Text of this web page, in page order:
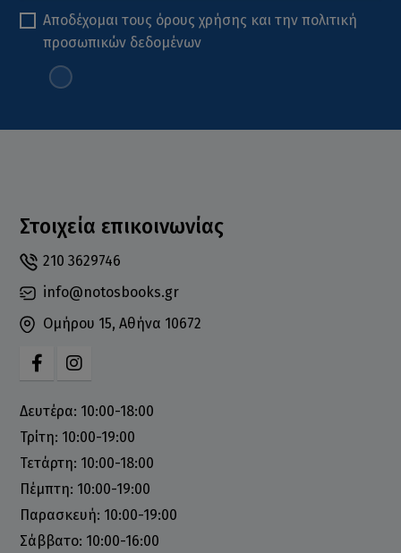
Αποδέχομαι τους όρους χρήσης και τηνπολιτική
προσωπικών δεδομένων
Στοιχεία επικοινωνίας
210 3629746
info@notosbooks.gr
Ομήρου 15, Αθήνα 10672
Δευτέρα: 10:00-18:00
Τρίτη: 10:00-19:00
Τετάρτη: 10:00-18:00
Πέμπτη: 10:00-19:00
Παρασκευή: 10:00-19:00
Σάββατο: 10:00-16:00